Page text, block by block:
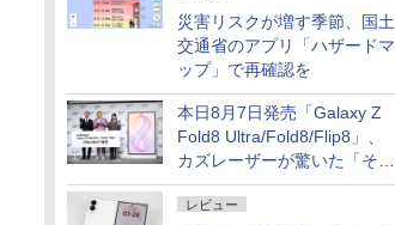
災害リスクが増す季節、国土
交通省のアプリ「ハザードマ
ップ」で再確認を
本日8月7日発売「Galaxy Z
Fold8 Ultra/Fold8/Flip8」、
カズレーザーが驚いた「そば
屋のメニュー並みの薄さ」
レビュー